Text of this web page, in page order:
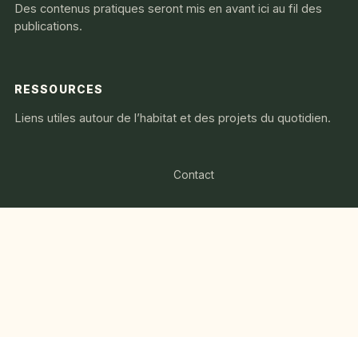
Des contenus pratiques seront mis en avant ici au fil des
publications.
RESSOURCES
Liens utiles autour de l’habitat et des projets du quotidien.
Contact